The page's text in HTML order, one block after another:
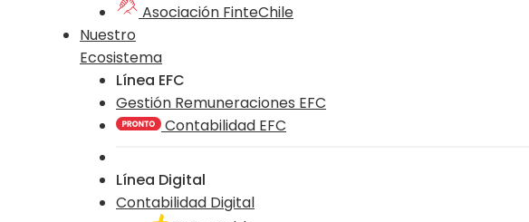
Asociación FinteChile
Nuestro
Ecosistema
Línea EFC
Gestión Remuneraciones EFC
Contabilidad EFC
Línea Digital
Contabilidad Digital